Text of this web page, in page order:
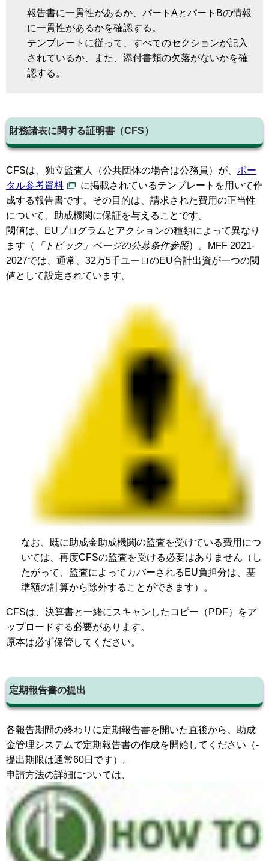
報告書に一貫性があるか、パートAとパートBの情報
に一貫性があるかを確認する。
テンプレートに従って、すべてのセクションが記入
されているか、また、添付書類の欠落がないかを確
認する。
財務諸表に関する証明書（CFS）
CFSは、独立監査人（公共団体の場合は公務員）が、 ポー
タル参考資料
に掲載されているテンプレートを用いて作
成する報告書です。その目的は、請求された費用の正当性
について、助成機関に保証を与えることです。
閾値は、EUプログラムとアクションの種類によって異なり
ます（
「トピック」ページの公募条件参照）。MFF 2021-
2027では、通常、32万5千ユーロのEU合計出資が一つの閾
値として設定されています。
なお、既に助成金助成機関の監査を受けている費用につ
いては、再度CFSの監査を受ける必要はありません（し
たがって、監査によってカバーされるEU負担分は、基
準額の計算から除外することができます）。
CFSは、決算書と一緒にスキャンしたコピー（PDF）をア
ップロードする必要があります。
原本は必ず保管してください。
定期報告書の提出
各報告期間の終わりに定期報告書を開いた直後から、助成
金管理システムで定期報告書の作成を開始してください（-
提出期限は通常60日です）。
申請方法の詳細については、